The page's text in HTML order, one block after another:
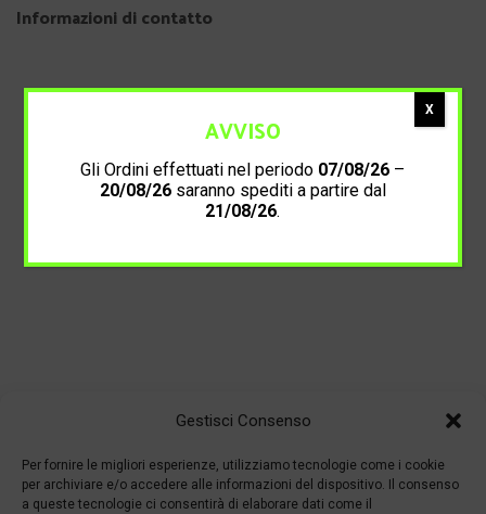
Gestisci Consenso
Per fornire le migliori esperienze, utilizziamo tecnologie come i cookie
per archiviare e/o accedere alle informazioni del dispositivo. Il consenso
a queste tecnologie ci consentirà di elaborare dati come il
Informazioni di contatto
AVVISO
Gli Ordini effettuati nel periodo 07/08/26 –
20/08/26saranno spediti a partire dal
21/08/26.
X